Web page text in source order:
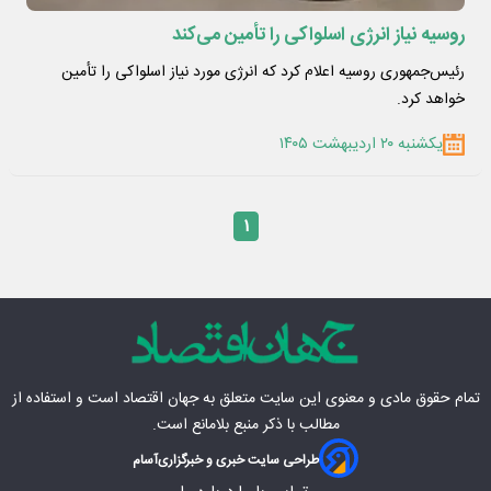
روسیه نیاز انرژی اسلواکی را تأمین می‌کند
رئیس‌جمهوری روسیه اعلام کرد که انرژی مورد نیاز اسلواکی را تأمین
خواهد کرد.
یکشنبه ۲۰ اردیبهشت ۱۴۰۵
۱
تمام حقوق مادی‌ و معنوی این سایت متعلق بهجهان اقتصاد است و استفاده از
مطالب با ذکر منبع بلامانع است.
طراحی سایت خبری و خبرگزاریآسام